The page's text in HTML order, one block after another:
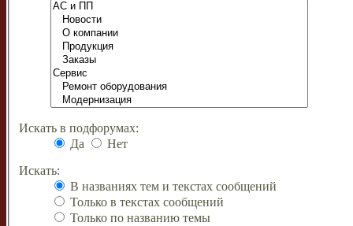
Искать в подфорумах:
Да
Нет
Искать:
В названиях тем и текстах сообщений
Только в текстах сообщений
Только по названию темы